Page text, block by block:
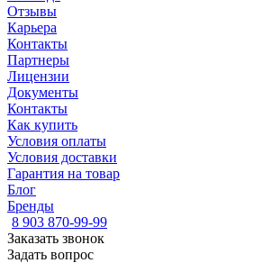
Отзывы
Карьера
Контакты
Партнеры
Лицензии
Документы
Контакты
Как купить
Условия оплаты
Условия доставки
Гарантия на товар
Блог
Бренды
8 903 870-99-99
Заказать звонок
Задать вопрос